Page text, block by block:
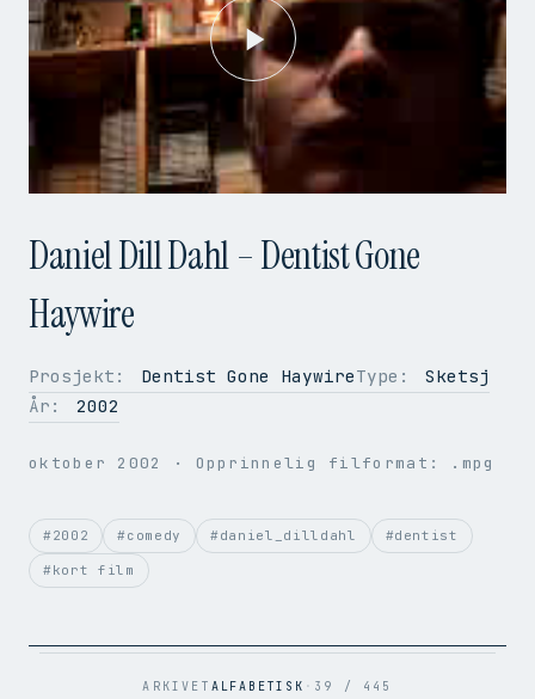
Play
Video
OPPLØSNING 160 × 112
BILDER PER SEK.
LYDKODEK AAC
FILSTØRRELSE 1.5 MB
OPPRINNELIG .mpg → .mp4
Daniel Dill Dahl – Dentist Gone
Haywire
Prosjekt: Dentist Gone HaywireType:
Sketsj
År:
2002
oktober 2002 · Opprinnelig filformat: .mpg
#2002 #comedy #daniel_dilldahl #dentist
#kort film
ARKIVET ALFABETISK · 39 / 445